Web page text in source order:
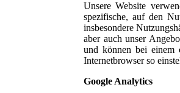
Unsere Website
spezifische, auf den
insbesondere
aber auch unser
und können bei einem
Internetbrowser so
Google Analytics